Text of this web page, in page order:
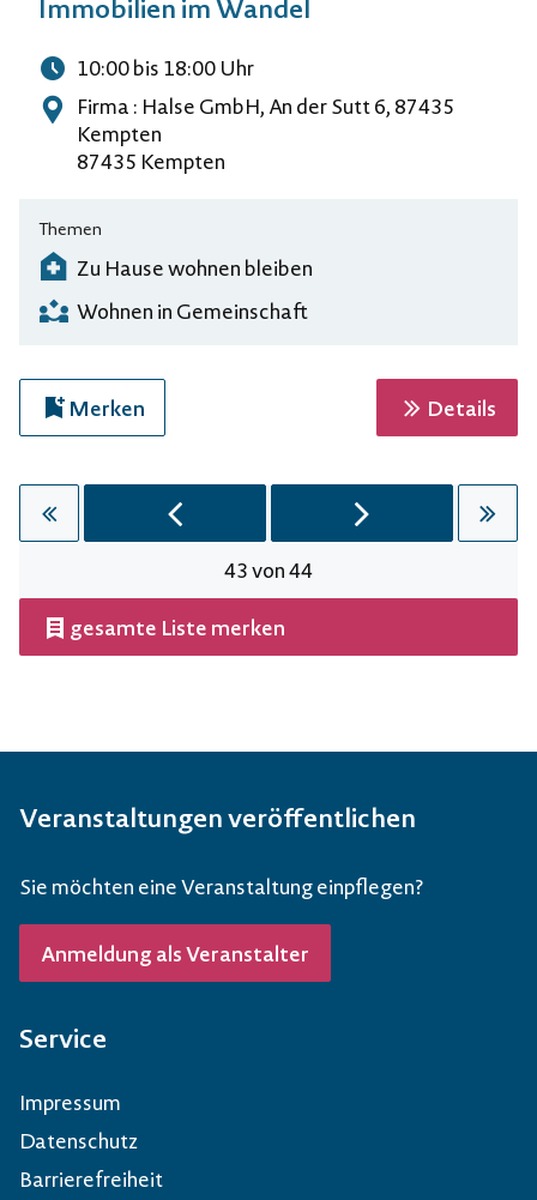
Immobilien im Wandel
Uhrzeit
10:00bis 18:00 Uhr
Adresse
Firma : Halse GmbH, An der Sutt 6, 87435
Kempten
87435 Kempten
Themen
Zu Hause wohnen bleiben
Wohnen in Gemeinschaft
Merken Details
zur ersten Seite wechselnzur vorherigen Seite wechseln
Seite
43von 44
zur nächsten Seite
zur
gesamte Liste merken
Veranstaltungen veröffentlichen
Sie möchten eine Veranstaltung einpflegen?
Anmeldung als Veranstalter
Service
Impressum
Datenschutz
Barrierefreiheit